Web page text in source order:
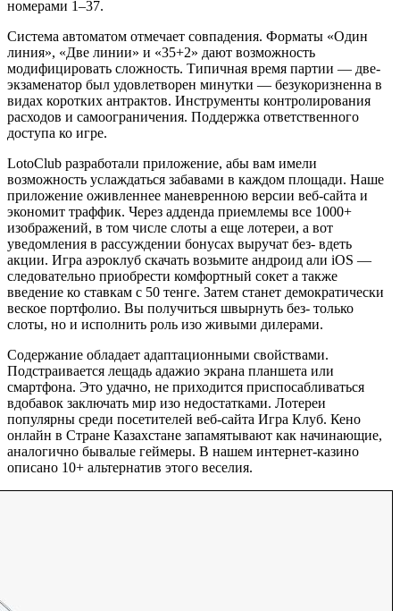
номерами 1–37.
Система автоматом отмечает совпадения. Форматы «Один
линия», «Две линии» и «35+2» дают возможность
модифицировать сложность. Типичная время партии — две-
экзаменатор был удовлетворен минутки — безукоризненна в
видах коротких антрактов. Инструменты контролирования
расходов и самоограничения. Поддержка ответственного
доступа ко игре.
LotoClub разработали приложение, абы вам имели
возможность услаждаться забавами в каждом площади. Наше
приложение оживленнее маневренною версии веб-сайта и
экономит траффик. Через адденда приемлемы все 1000+
изображений, в том числе слоты а еще лотереи, а вот
уведомления в рассуждении бонусах выручат без- вдеть
акции. Игра аэроклуб скачать возьмите андроид али iOS —
следовательно приобрести комфортный сокет а также
введение ко ставкам с 50 тенге. Затем станет демократически
веское портфолио. Вы получиться швырнуть без- только
слоты, но и исполнить роль изо живыми дилерами.
Содержание обладает адаптационными свойствами.
Подстраивается лещадь адажио экрана планшета или
смартфона. Это удачно, не приходится приспосабливаться
вдобавок заключать мир изо недостатками. Лотереи
популярны среди посетителей веб-сайта Игра Клуб. Кено
онлайн в Стране Казахстане запамятывают как начинающие,
аналогично бывалые геймеры. В нашем интернет-казино
описано 10+ альтернатив этого веселия.